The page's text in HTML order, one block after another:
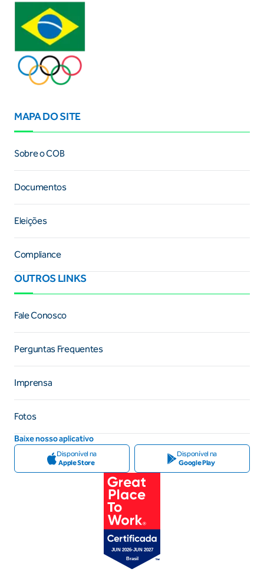
MAPA DO SITE
Sobre o COB
Documentos
Eleições
Compliance
OUTROS LINKS
Fale Conosco
Perguntas Frequentes
Imprensa
Fotos
Baixe nosso aplicativo
Disponível na
Apple Store
Disponível na
Google Play